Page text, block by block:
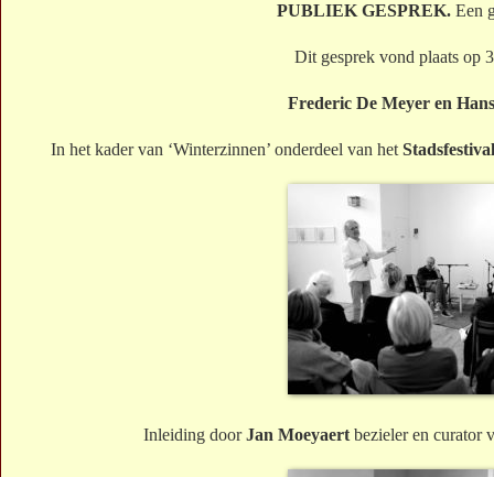
PUBLIEK GESPREK.Een
Dit gesprek vond plaats op
Frederic De Meyer en
In het kader van ‘Winterzinnen’ onderdeel van het
Inleiding doorJan Moeyaert bezieler en curator